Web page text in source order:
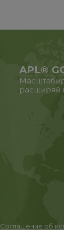
APL®
расширяй
Соглашение об